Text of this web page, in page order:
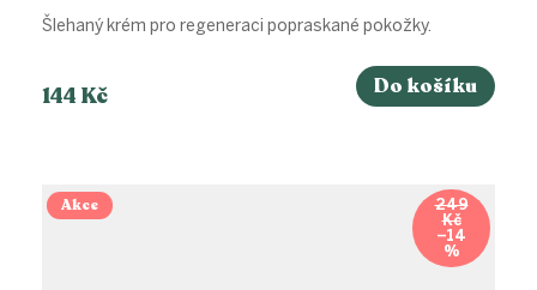
144 Kč Do košíku
Šlehaný krém pro regeneraci popraskané pokožky.
Akce
249
Kč
–14
%